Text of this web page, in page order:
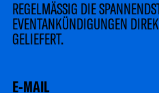
REGELMÄSSIG DIE
EVENTANKÜNDIGUNGEN
GELIEFERT.